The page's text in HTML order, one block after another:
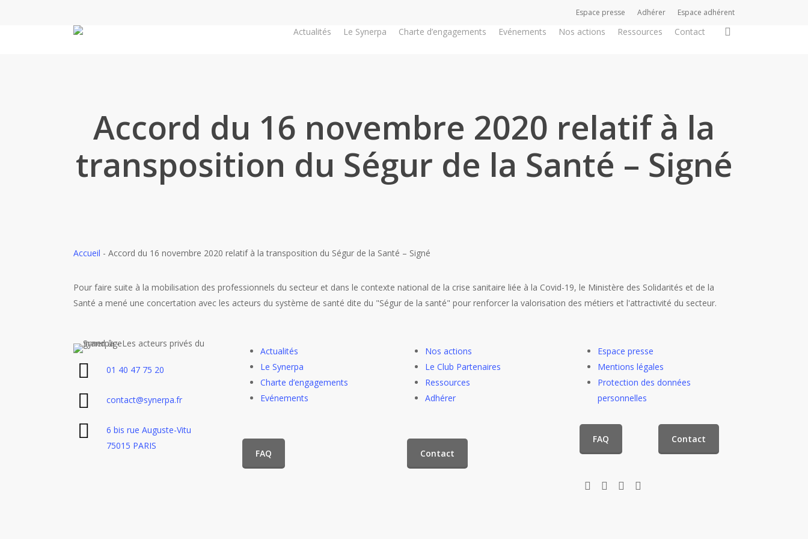
Espace presse Adhérer Espace adhérent
Actualités Le Synerpa Charte d’engagements Evénements Nos actions Ressources Contact
Accord du 16 novembre 2020 relatif à la
transposition du Ségur de la Santé – Signé
Accueil - Accord du 16 novembre 2020 relatif à la transposition du Ségur de la Santé – Signé
Pour faire suite à la mobilisation des professionnels du secteur et dans le contexte national de la crise sanitaire liée à la Covid-19, le Ministère des Solidarités et de la
Santé a mené une concertation avec les acteurs du système de santé dite du "Ségur de la santé" pour renforcer la valorisation des métiers et l'attractivité du secteur.
01 40 47 75 20
contact@synerpa.fr
6 bis rue Auguste-Vitu
75015 PARIS
Actualités
Le Synerpa
Charte d’engagements
Evénements
Nos actions
Le Club Partenaires
Ressources
Adhérer
FAQ Contact
Espace presse
Mentions légales
Protection des données
personnelles
FAQ Contact